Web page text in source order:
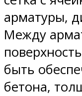
арматуры,
Между
быть
бетона,